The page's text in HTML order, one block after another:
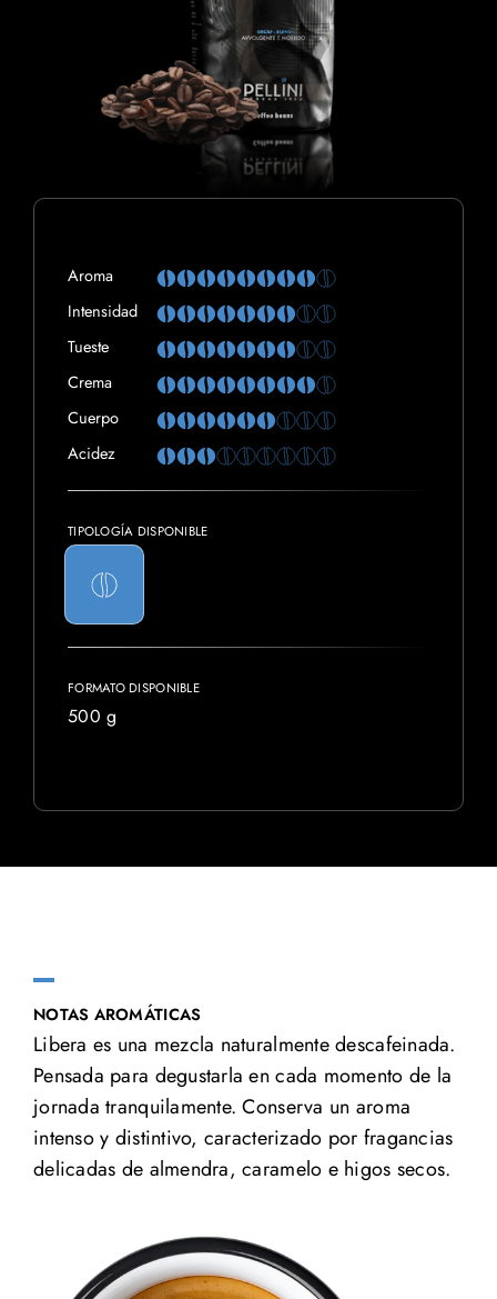
Aroma
Intensidad
Tueste
Crema
Cuerpo
Acidez
TIPOLOGÍA DISPONIBLE
FORMATO DISPONIBLE
500 g
NOTAS AROMÁTICAS
Libera es una mezcla naturalmente descafeinada.
Pensada para degustarla en cada momento de la
jornada tranquilamente. Conserva un aroma
intenso y distintivo, caracterizado por fragancias
delicadas de almendra, caramelo e higos secos.